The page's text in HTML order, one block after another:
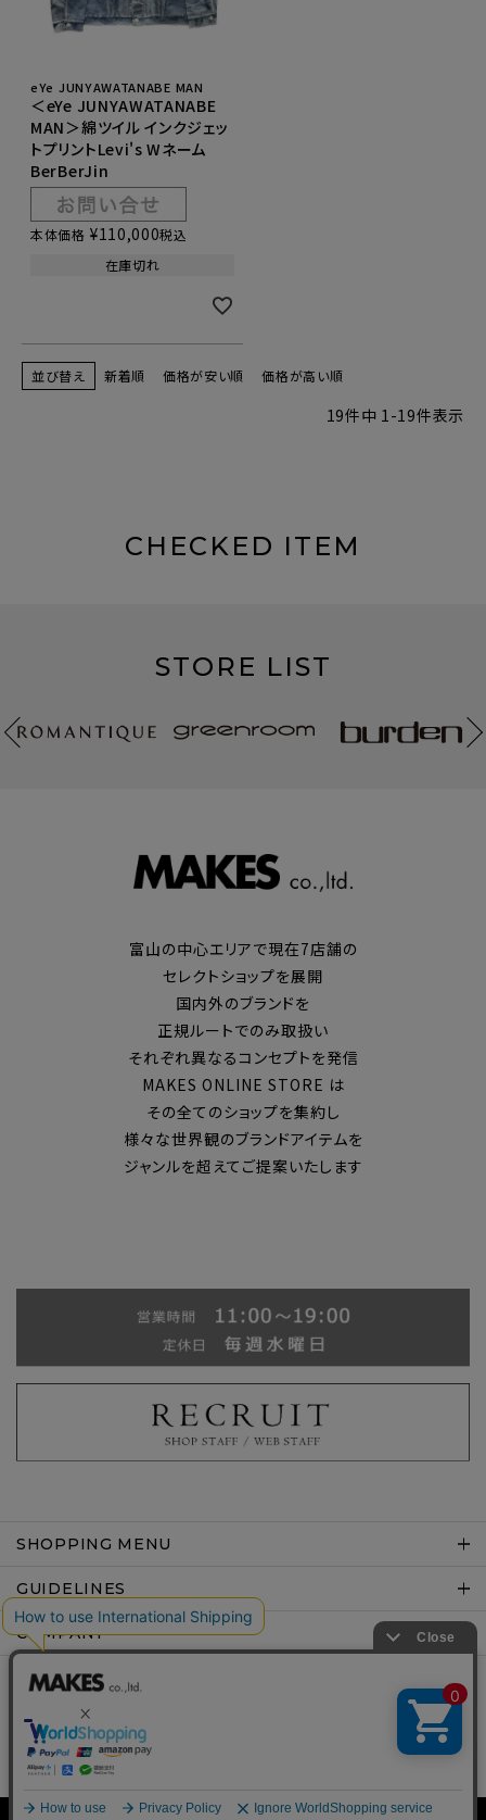
eYe JUNYAWATANABE MAN
＜eYe JUNYAWATANABE
MAN＞綿ツイル インクジェッ
トプリントLevi's Wネーム
BerBerJin
本体価格 ¥110,000税込
在庫切れ
並び替え 新着順 価格が安い順 価格が高い順
19件中 1 -19件表示
CHECKED ITEM
STORE LIST
富山の中心エリアで現在7店舗の
セレクトショップを展開
国内外のブランドを
正規ルートでのみ取扱い
それぞれ異なるコンセプトを発信
MAKES ONLINE STORE は
その全てのショップを集約し
様々な世界観のブランドアイテムを
ジャンルを超えてご提案いたします
SHOPPING MENU
GUIDELINES
COMPANY